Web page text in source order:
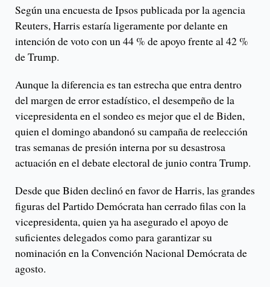
Según una encuesta de Ipsos publicada por la agencia
Reuters, Harris estaría ligeramente por delante en
intención de voto con un 44 % de apoyo frente al 42 %
de Trump.
Aunque la diferencia es tan estrecha que entra dentro
del margen de error estadístico, el desempeño de la
vicepresidenta en el sondeo es mejor que el de Biden,
quien el domingo abandonó su campaña de reelección
tras semanas de presión interna por su desastrosa
actuación en el debate electoral de junio contra Trump.
Desde que Biden declinó en favor de Harris, las grandes
figuras del Partido Demócrata han cerrado filas con la
vicepresidenta, quien ya ha asegurado el apoyo de
suficientes delegados como para garantizar su
nominación en la Convención Nacional Demócrata de
agosto.